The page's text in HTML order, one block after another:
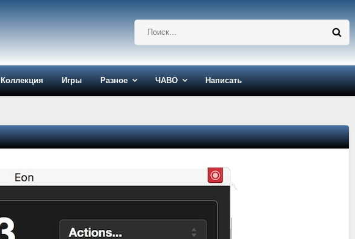
Коллекция Игры Разное ЧАВО Написать